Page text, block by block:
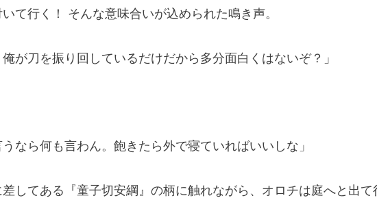
て行く！ そんな意味合いが込められた鳴き声。
俺が刀を振り回しているだけだから多分面白くはないぞ？」
うなら何も言わん。飽きたら外で寝ていればいいしな」
してある『童子切安綱』の柄に触れながら、オロチは庭へと出て